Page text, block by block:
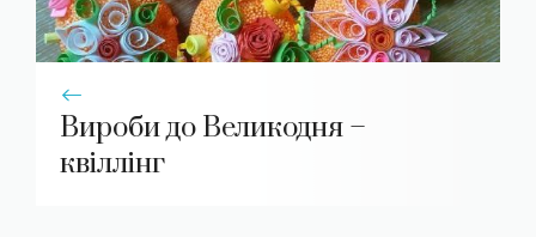
Вироби до Великодня –
квіллінг